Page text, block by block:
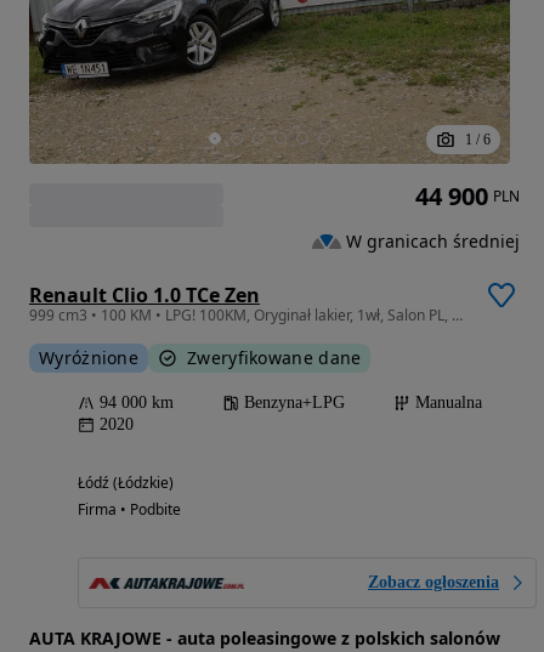
1 / 6
Renault Clio 1.0 TCe Zen
999 cm3 • 100 KM • LPG! 100KM, Oryginał lakier, 1wł, Salon PL, FV23% WE1N451
Wyróżnione Zweryfikowane dane
94 000 km Benzyna+LPG
Manualna
2020
Łódź (Łódzkie)
Firma • Podbite
Zobacz ogłoszenia
AUTA KRAJOWE - auta poleasingowe z polskich salonów
44 900 PLN
W granicach średniej